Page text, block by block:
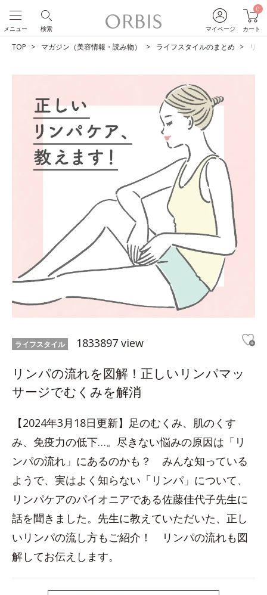
マイページ
0
カート
検索
メニュー
TOP マガジン（美容情報・読み物） ライフスタイルのまとめ リ
ライフスタイル 1833897 view
リンパの流れを図解！正しいリンパマッ
サージでむくみを解消
【2024年3月18日更新】足のむくみ、肌のくす
み、免疫力の低下…。尽きない悩みの原因は「リ
ンパの流れ」にあるのかも？ みんな知っている
ようで、実はよく知らない「リンパ」について、
リンパケアのパイオニアである佐藤佳代子先生に
話を聞きました。先生に教えていただいた、正し
いリンパの流し方もご紹介！ リンパの流れも図
解してお伝えします。